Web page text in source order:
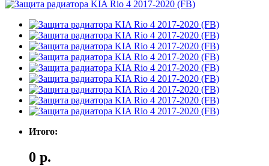
Итого:
0 р.